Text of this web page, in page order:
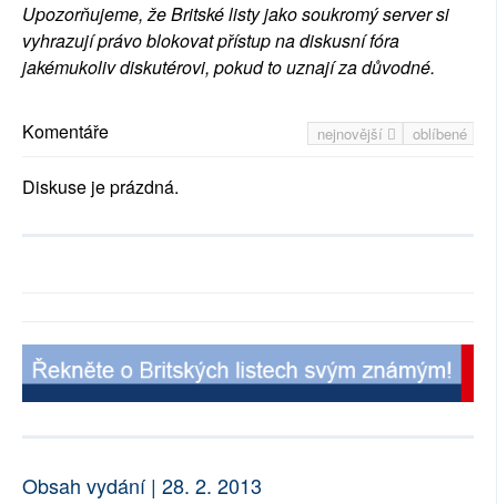
Upozorňujeme, že Britské listy jako soukromý server si
vyhrazují právo blokovat přístup na diskusní fóra
jakémukoliv diskutérovi, pokud to uznají za důvodné.
nejnovější oblíbené
Komentáře
Diskuse je prázdná.
Obsah vydání | 28. 2. 2013